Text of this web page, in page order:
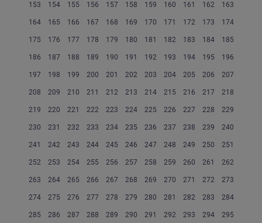
153 154 155 156 157 158 159 160 161 162 163
164 165 166 167 168 169 170 171 172 173 174
175 176 177 178 179 180 181 182 183 184 185
186 187 188 189 190 191 192 193 194 195 196
197 198 199 200 201 202 203 204 205 206 207
208 209 210 211 212 213 214 215 216 217 218
219 220 221 222 223 224 225 226 227 228 229
230 231 232 233 234 235 236 237 238 239 240
241 242 243 244 245 246 247 248 249 250 251
252 253 254 255 256 257 258 259 260 261 262
263 264 265 266 267 268 269 270 271 272 273
274 275 276 277 278 279 280 281 282 283 284
285 286 287 288 289 290 291 292 293 294 295